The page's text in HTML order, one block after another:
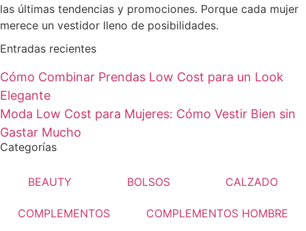
las últimas tendencias y promociones. Porque cada mujer
merece un vestidor lleno de posibilidades.
Entradas recientes
Cómo Combinar Prendas Low Cost para un Look
Elegante
Moda Low Cost para Mujeres: Cómo Vestir Bien sin
Gastar Mucho
Categorías
BEAUTY BOLSOS CALZADO
COMPLEMENTOS COMPLEMENTOS HOMBRE